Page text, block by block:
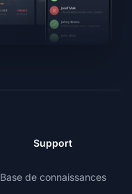
Support
Base de connaissances